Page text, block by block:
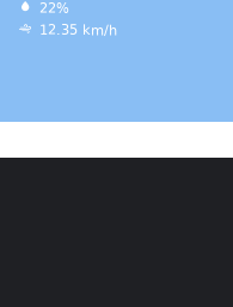
22%
12.35 km/h